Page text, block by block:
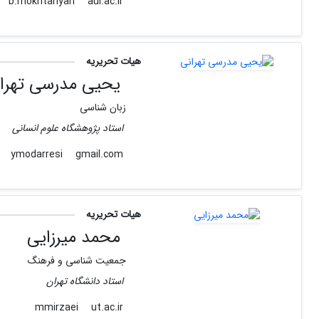
هیات تحریریه
یحیی مدرسی
زبان شناسی
استاد پژوهشگاه علوم انسانی
gmail.com
هیات تحریریه
محمد میرزایی
جمعیت شناسی و فرهنگ
استاد دانشگاه تهران
mmirzaei
ut.ac.ir